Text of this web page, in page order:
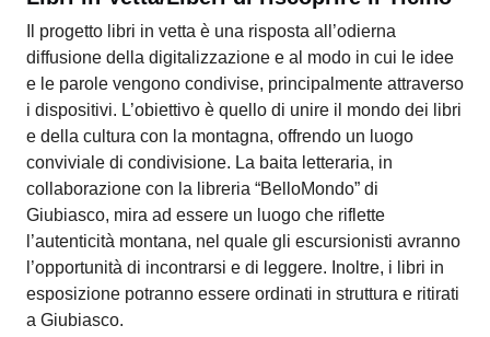
Il progetto libri in vetta è una risposta all’odierna
diffusione della digitalizzazione e al modo in cui le idee
e le parole vengono condivise, principalmente attraverso
i dispositivi. L’obiettivo è quello di unire il mondo dei libri
e della cultura con la montagna, offrendo un luogo
conviviale di condivisione. La baita letteraria, in
collaborazione con la libreria “BelloMondo” di
Giubiasco, mira ad essere un luogo che riflette
l’autenticità montana, nel quale gli escursionisti avranno
l’opportunità di incontrarsi e di leggere. Inoltre, i libri in
esposizione potranno essere ordinati in struttura e ritirati
a Giubiasco.